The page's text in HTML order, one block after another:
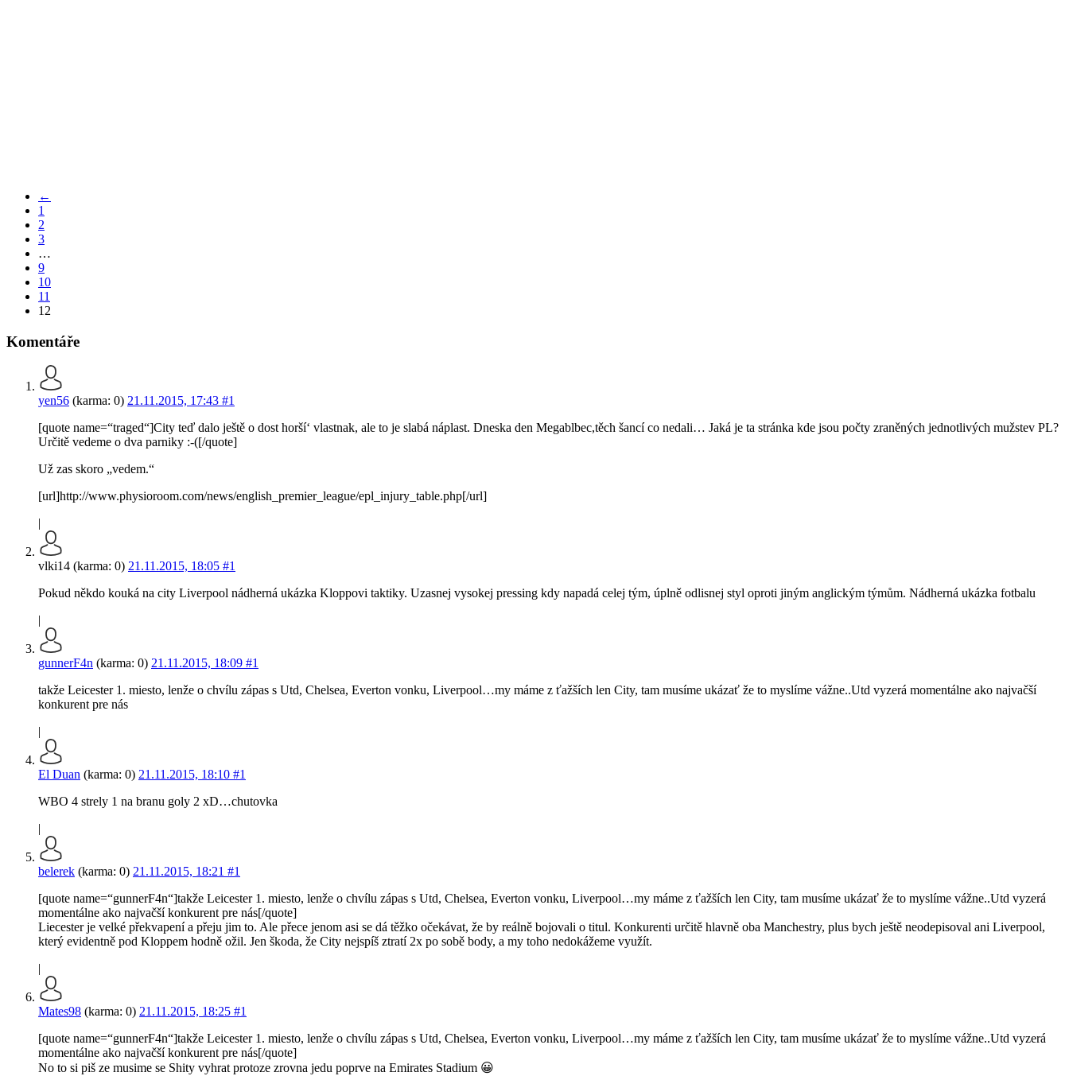
←
1
2
3
…
9
10
11
12
Komentáře
yen56 (karma: 0) 21.11.2015, 17:43 #1
[quote name=“traged“]City teď dalo ještě o dost horší‘ vlastnak, ale to je slabá náplast. Dneska den Megablbec,těch šancí co nedali… Jaká je ta stránka kde jsou počty zraněných jednotlivých mužstev PL?
Určitě vedeme o dva parniky :-([/quote]
Už zas skoro „vedem.“
[url]http://www.physioroom.com/news/english_premier_league/epl_injury_table.php[/url]
|
vlki14 (karma: 0) 21.11.2015, 18:05 #1
Pokud někdo kouká na city Liverpool nádherná ukázka Kloppovi taktiky. Uzasnej vysokej pressing kdy napadá celej tým, úplně odlisnej styl oproti jiným anglickým týmům. Nádherná ukázka fotbalu
|
gunnerF4n (karma: 0) 21.11.2015, 18:09 #1
takže Leicester 1. miesto, lenže o chvílu zápas s Utd, Chelsea, Everton vonku, Liverpool…my máme z ťažších len City, tam musíme ukázať že to myslíme vážne..Utd vyzerá momentálne ako najvačší
konkurent pre nás
|
El Duan (karma: 0) 21.11.2015, 18:10 #1
WBO 4 strely 1 na branu goly 2 xD…chutovka
|
belerek (karma: 0) 21.11.2015, 18:21 #1
[quote name=“gunnerF4n“]takže Leicester 1. miesto, lenže o chvílu zápas s Utd, Chelsea, Everton vonku, Liverpool…my máme z ťažších len City, tam musíme ukázať že to myslíme vážne..Utd vyzerá
momentálne ako najvačší konkurent pre nás[/quote]
Liecester je velké překvapení a přeju jim to. Ale přece jenom asi se dá těžko očekávat, že by reálně bojovali o titul. Konkurenti určitě hlavně oba Manchestry, plus bych ještě neodepisoval ani Liverpool,
který evidentně pod Kloppem hodně ožil. Jen škoda, že City nejspíš ztratí 2x po sobě body, a my toho nedokážeme využít.
|
Mates98 (karma: 0) 21.11.2015, 18:25 #1
[quote name=“gunnerF4n“]takže Leicester 1. miesto, lenže o chvílu zápas s Utd, Chelsea, Everton vonku, Liverpool…my máme z ťažších len City, tam musíme ukázať že to myslíme vážne..Utd vyzerá
momentálne ako najvačší konkurent pre nás[/quote]
No to si piš ze musime se Shity vyhrat protoze zrovna jedu poprve na Emirates Stadium 😀